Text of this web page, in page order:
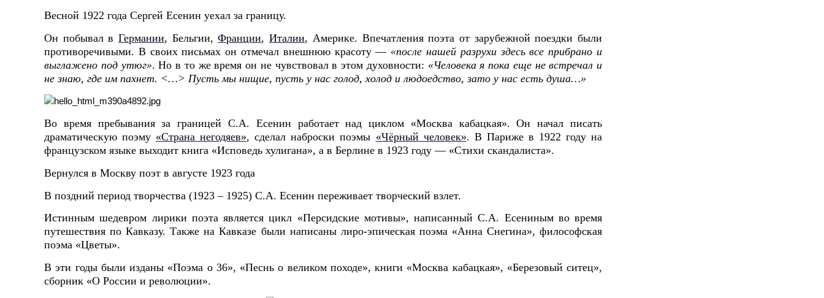
Весной 1922 года Сергей Есенин уехал за границу.
Он побывал вГермании, Бельгии,Франции,Италии, Америке. Впечатления поэта от зарубежной поездки были
противоречивыми. В своих письмах он отмечал внешнюю красоту — «после нашей разрухи здесь все прибрано и
выглажено под утюг». Но в то же время он не чувствовал в этом духовности: «Человека я пока еще не встречал и
не знаю, где им пахнет. <…> Пусть мы нищие, пусть у нас голод, холод и людоедство, зато у нас есть душа…»
Во время пребывания за границей С.А. Есенин работает над циклом «Москва кабацкая». Онначал писать
драматическую поэму «Страна негодяев», сделал наброски поэмы «Чёрный человек». В Париже в 1922 году на
французском языке выходит книга «Исповедь хулигана», а в Берлине в 1923 году — «Стихи скандалиста».
Вернулся в Москву поэт в августе 1923 года
В поздний период творчества (1923 – 1925) С.А. Есенин переживает творческий взлет.
Истинным шедевром лирики поэта является цикл «Персидские мотивы», написанный С.А. Есениным во время
путешествия по Кавказу. Также на Кавказе были написаны лиро-эпическая поэма «Анна Снегина», философская
поэма «Цветы».
В эти годы были изданы «Поэма о 36», «Песнь о великом походе», книги «Москва кабацкая», «Березовый ситец»,
сборник «О России и революции».